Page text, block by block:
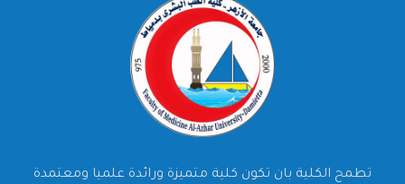
تطمح الكلية بان تكون كلية متميزة ورائدة علميا ومعتمدة